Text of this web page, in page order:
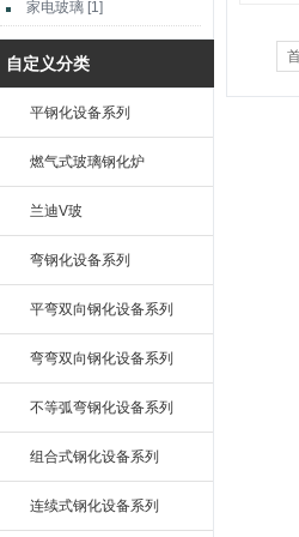
家电玻璃 [1]
自定义分类
平钢化设备系列
燃气式玻璃钢化炉
兰迪V玻
弯钢化设备系列
平弯双向钢化设备系列
弯弯双向钢化设备系列
不等弧弯钢化设备系列
组合式钢化设备系列
连续式钢化设备系列